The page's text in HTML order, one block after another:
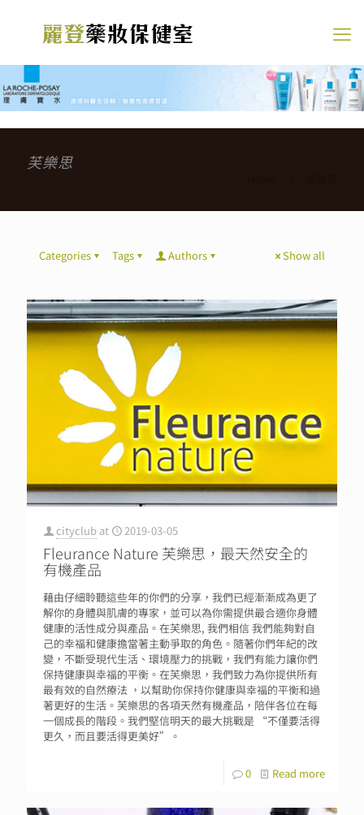
芙樂思
Categories Tags Authors Show all
cityclub at 2019-03-05
Fleurance Nature 芙樂思，最天然安全的
有機產品
藉由仔細聆聽這些年的你們的分享，我們已經漸漸成為更了
解你的身體與肌膚的專家，並可以為你需提供最合適你身體
健康的活性成分與產品。在芙樂思, 我們相信 我們能夠對自
己的幸福和健康擔當著主動爭取的角色。隨著你們年紀的改
變，不斷受現代生活、環境壓力的挑戰，我們有能力讓你們
保持健康與幸福的平衡。在芙樂思，我們致力為你提供所有
最有效的自然療法 ，以幫助你保持你健康與幸福的平衡和過
著更好的生活。芙樂思的各項天然有機產品，陪伴各位在每
一個成長的階段。我們堅信明天的最大挑戰是 “不僅要活得
更久，而且要活得更美好”。
0 Read more